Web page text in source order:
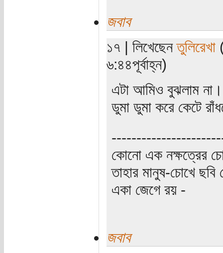
জবাব
১৭ | লিখেছেনতুলিরেখা
৬:৪৪পূর্বাহ্ন)
এটা আমিও বুঝলাম
ডুমা ডুমা করে কেটে
কোনো এক নক্ষত্রের
তাহার মানুষ-চোখে ছবি
একা জেগে রয় -
জবাব